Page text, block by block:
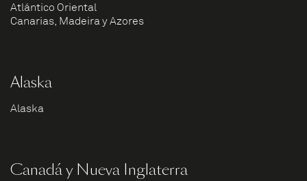
Atlántico Oriental
Canarias, Madeira y Azores
Alaska
Alaska
Canadá y Nueva Inglaterra